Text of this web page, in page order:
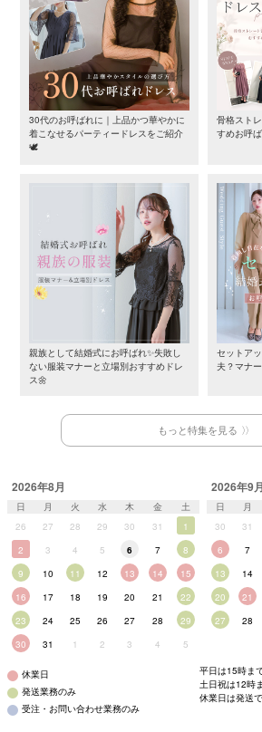
30代のお呼ばれに｜上品かつ華やかに
着こなせるパーティードレスをご紹介
🕊️
骨格スト
すめお呼
親族として結婚式にお呼ばれ✨失敗し
ない服装マナーと立場別おすすめドレ
ス🌼
セットア
夫？マナ
もっと特集を見る
2026年8月
日 月 火 水 木 金
土
26
27 28 29 30 31
1
2
3 4 5 6 7
8
9
10 11 12 13 14
15
16
17 18 19 20 21
22
23
24 25 26 27 28
29
30
31 1 2 3 4 5
2026年9月
日 月
30
31
6
7
13
14
20
21
27
28
休業日
発送業務のみ
受注・お問い合わせ業務のみ
平日は15時ま
土日祝は12時
休業日は発送